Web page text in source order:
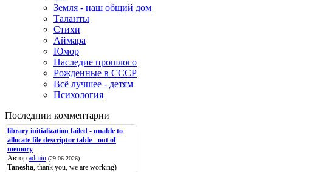
Земля - наш общий дом
Таланты
Стихи
Аймара
Юмор
Наследие прошлого
Рожденные в СССР
Всё лучшее - детям
Психология
Последнии комментарии
library initialization failed - unable to
allocate file descriptor table - out of
memory
Автор admin (29.06.2026)
Tanesha, thank you, we are working)